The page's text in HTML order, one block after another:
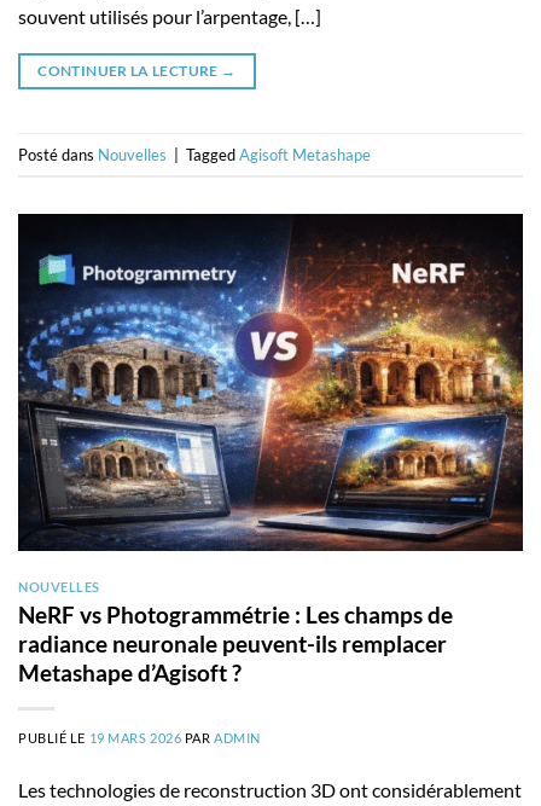
souvent utilisés pour l’arpentage, […]
CONTINUER LA LECTURE →
Posté dans Nouvelles TaggedAgisoft Metashape
NOUVELLES
NeRF vs Photogrammétrie : Les champs de
radiance neuronale peuvent-ils remplacer
Metashape d’Agisoft ?
PUBLIÉ LE 19 MARS 2026 PARADMIN
Les technologies de reconstruction 3D ont considérablement